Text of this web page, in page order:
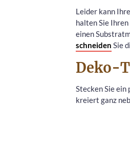
Leider kann
halten Sie
einen
schneiden Sie
Deko-
Stecken Sie
kreiert ganz